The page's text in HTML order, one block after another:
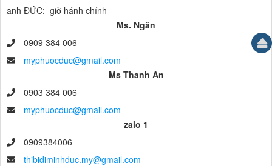
anh ĐỨC: giờ hánh chính
Ms. Ngân
0909 384 006
myphuocduc@gmail.com
Ms Thanh An
0903 384 006
myphuocduc@gmail.com
zalo 1
0909384006
thibidiminhduc.my@gmail.com